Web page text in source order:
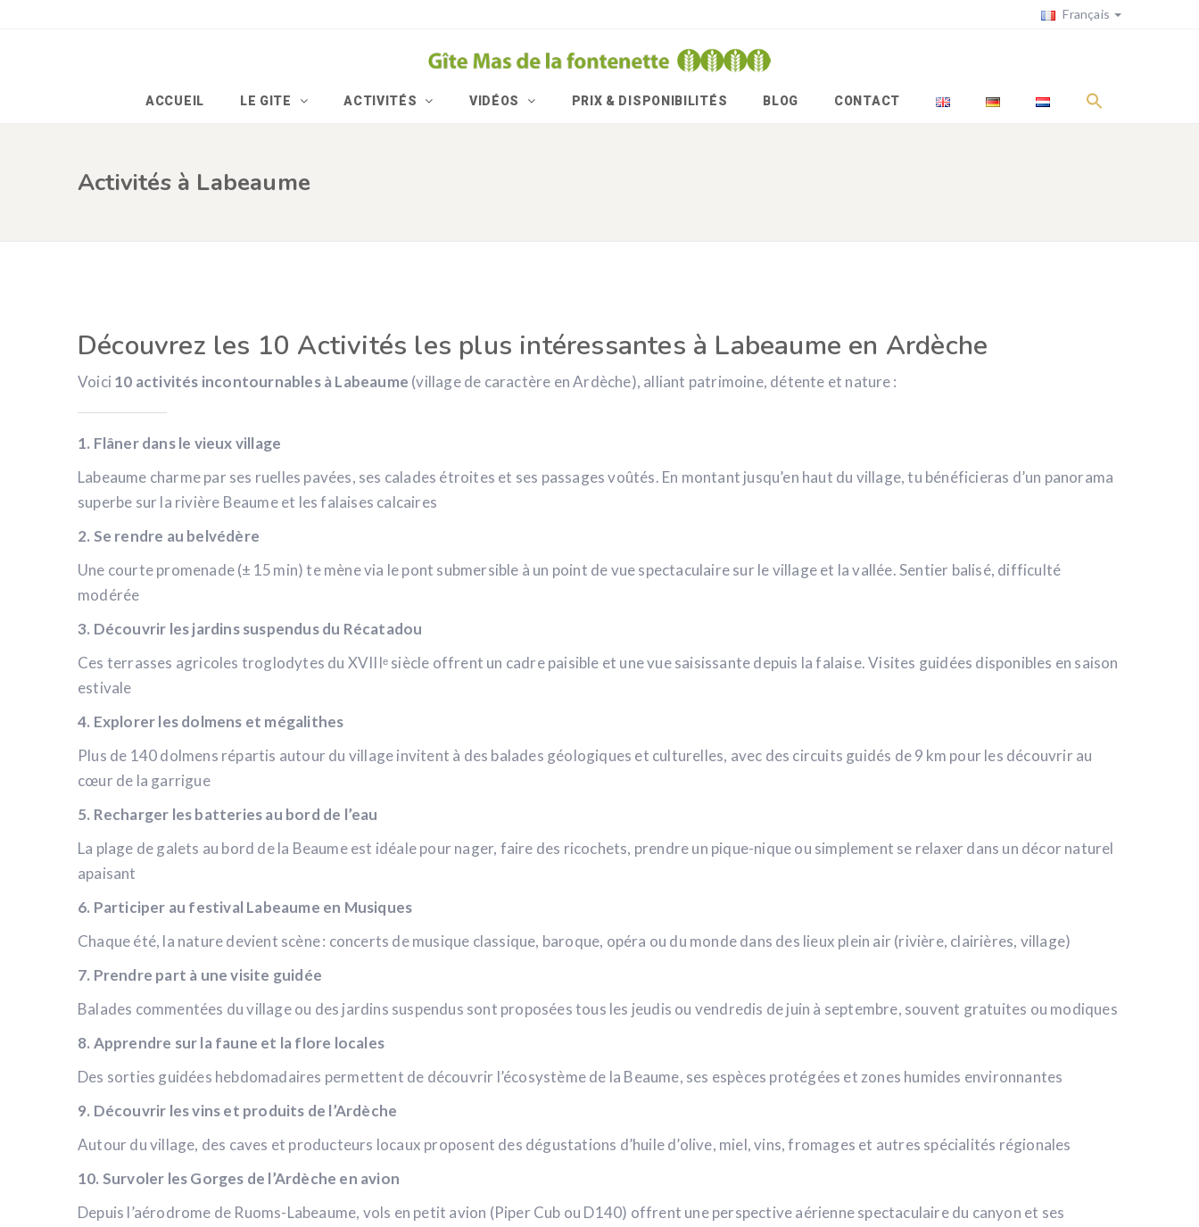
Français
ACCUEIL LE GITE ACTIVITÉS VIDÉOS PRIX & DISPONIBILITÉS BLOG CONTACT
Activités à Labeaume
Découvrez les 10 Activités les plus intéressantes à Labeaume en Ardèche
Voici 10 activités incontournables à Labeaume (village de caractère en Ardèche), alliant patrimoine, détente et nature :
1. Flâner dans le vieux village
Labeaume charme par ses ruelles pavées, ses calades étroites et ses passages voûtés. En montant jusqu’en haut du village, tu bénéficieras d’un panorama
superbe sur la rivière Beaume et les falaises calcaires
2. Se rendre au belvédère
Une courte promenade (± 15 min) te mène via le pont submersible à un point de vue spectaculaire sur le village et la vallée. Sentier balisé, difficulté
modérée
3. Découvrir les jardins suspendus du Récatadou
Ces terrasses agricoles troglodytes du XVIIIᵉ siècle offrent un cadre paisible et une vue saisissante depuis la falaise. Visites guidées disponibles en saison
estivale
4. Explorer les dolmens et mégalithes
Plus de 140 dolmens répartis autour du village invitent à des balades géologiques et culturelles, avec des circuits guidés de 9 km pour les découvrir au
cœur de la garrigue
5. Recharger les batteries au bord de l’eau
La plage de galets au bord de la Beaume est idéale pour nager, faire des ricochets, prendre un pique-nique ou simplement se relaxer dans un décor naturel
apaisant
6. Participer au festival Labeaume en Musiques
Chaque été, la nature devient scène : concerts de musique classique, baroque, opéra ou du monde dans des lieux plein air (rivière, clairières, village)
7. Prendre part à une visite guidée
Balades commentées du village ou des jardins suspendus sont proposées tous les jeudis ou vendredis de juin à septembre, souvent gratuites ou modiques
8. Apprendre sur la faune et la flore locales
Des sorties guidées hebdomadaires permettent de découvrir l’écosystème de la Beaume, ses espèces protégées et zones humides environnantes
9. Découvrir les vins et produits de l’Ardèche
Autour du village, des caves et producteurs locaux proposent des dégustations d’huile d’olive, miel, vins, fromages et autres spécialités régionales
10. Survoler les Gorges de l’Ardèche en avion
Depuis l’aérodrome de Ruoms-Labeaume, vols en petit avion (Piper Cub ou D140) offrent une perspective aérienne spectaculaire du canyon et ses